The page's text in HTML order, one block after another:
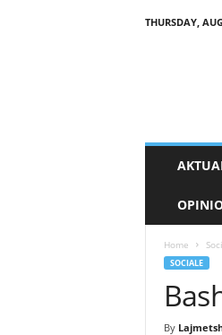
THURSDAY,
Home
SOCIALE
By